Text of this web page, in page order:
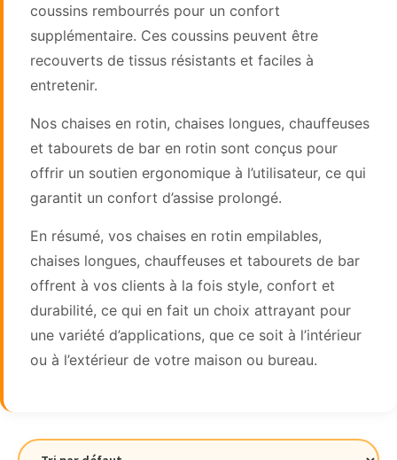
coussins rembourrés pour un confort
supplémentaire. Ces coussins peuvent être
recouverts de tissus résistants et faciles à
entretenir.
Nos chaises en rotin, chaises longues, chauffeuses
et tabourets de bar en rotin sont conçus pour
offrir un soutien ergonomique à l’utilisateur, ce qui
garantit un confort d’assise prolongé.
En résumé, vos chaises en rotin empilables,
chaises longues, chauffeuses et tabourets de bar
offrent à vos clients à la fois style, confort et
durabilité, ce qui en fait un choix attrayant pour
une variété d’applications, que ce soit à l’intérieur
ou à l’extérieur de votre maison ou bureau.